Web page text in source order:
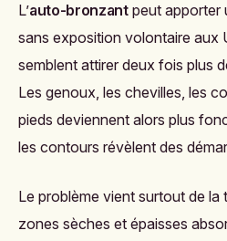
L’auto-bronzantpeut apporter
sans exposition volontaire aux
semblent attirer deux fois plus
Les genoux, les chevilles, les
pieds deviennent alors plus
les contours révèlent des
Le problème vient surtout de la
zones sèches et épaisses